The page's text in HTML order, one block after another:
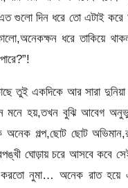
গুলো দিন ধরে তো এটাই
ধরে তাকিয়ে
তুই একদিকে আর সারা
হয়,তখন বুঝি আবেগ
গল্প,ছোট ছোট অভিমান,রাগ
ঘোড়ায় চরে আসবে
নুমা… অনেক রাত হয়ে